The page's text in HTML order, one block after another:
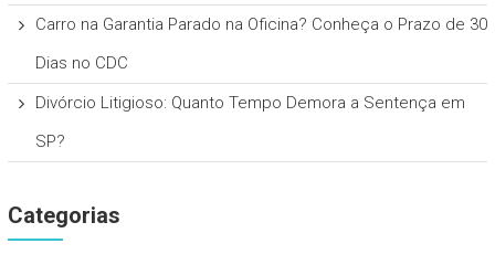
Carro na Garantia Parado na Oficina? Conheça o Prazo de 30
Dias no CDC
Divórcio Litigioso: Quanto Tempo Demora a Sentença em
SP?
Categorias